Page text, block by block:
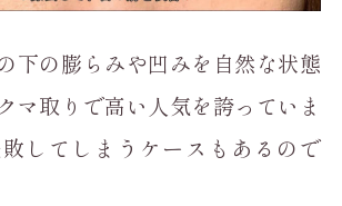
下の膨らみや凹みを自然な状態
マ取りで高い人気を誇っていま
してしまうケースもあるので